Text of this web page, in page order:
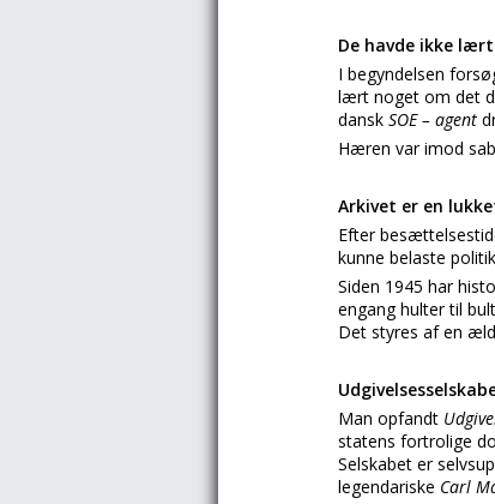
De havde ikke
I begyndelsen
lært noget om det
dansk SOE – agent
Hæren var imod
Arkivet er en
Efter
kunne belaste
Siden 1945 har
engang hulter til
Det styres af en
Man opfandt
statens fortrolige
Selskabet er
legendariske Carl